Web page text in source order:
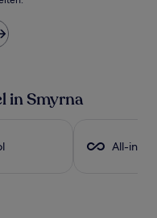
in Smyrna
All-